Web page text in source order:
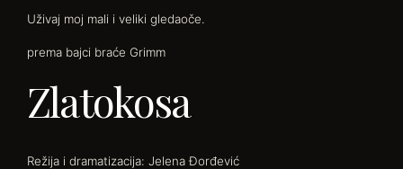
Uživaj moj mali i veliki gledaoče.
prema bajci braće Grimm
Zlatokosa
Režija i dramatizacija: Jelena Đorđević